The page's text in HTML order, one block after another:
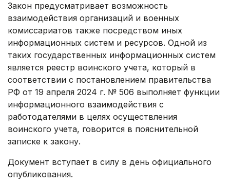
Закон предусматривает возможность
взаимодействия организаций и военных
комиссариатов также посредством иных
информационных систем и ресурсов. Одной из
таких государственных информационных систем
является реестр воинского учета, который в
соответствии с постановлением правительства
РФ от 19 апреля 2024 г. № 506 выполняет функции
информационного взаимодействия с
работодателями в целях осуществления
воинского учета, говорится в пояснительной
записке к закону.
Документ вступает в силу в день официального
опубликования.